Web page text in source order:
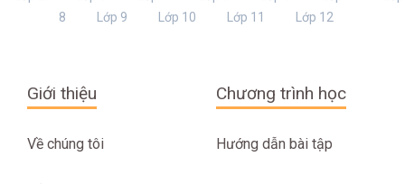
8
Lớp 9 Lớp 10 Lớp 11 Lớp 12
Giới thiệu
Về chúng tôi
Chương trình học
Hướng dẫn bài tập